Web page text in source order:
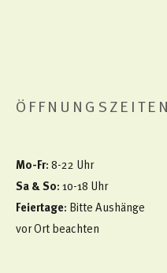
ÖFFNUNGSZEITEN
Mo-Fr: 8-22 Uhr
Sa & So: 10-18 Uhr
Feiertage: Bitte Aushänge
vor Ort beachten